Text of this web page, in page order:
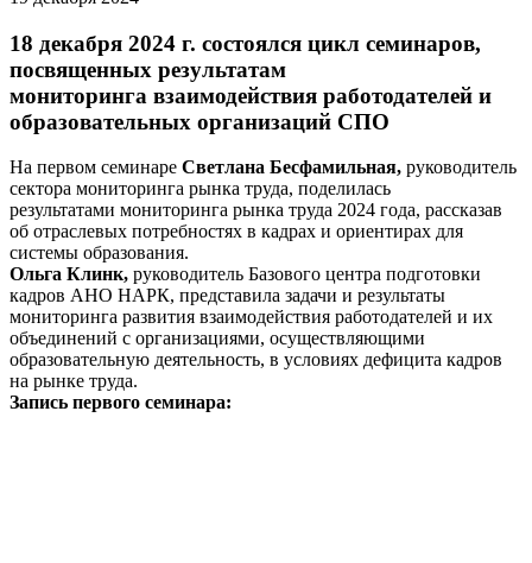
18 декабря 2024 г. состоялся цикл семинаров,
посвященных результатам
мониторинга взаимодействия работодателей и
образовательных организаций СПО
На первом семинаре Светлана Бесфамильная, руководитель
сектора мониторинга рынка труда, поделилась
результатами мониторинга рынка труда 2024 года, рассказав
об отраслевых потребностях в кадрах и ориентирах для
системы образования.
Ольга Клинк, руководитель Базового центра подготовки
кадров АНО НАРК, представила задачи и результаты
мониторинга развития взаимодействия работодателей и их
объединений с организациями, осуществляющими
образовательную деятельность, в условиях дефицита кадров
на рынке труда.
Запись первого семинара: